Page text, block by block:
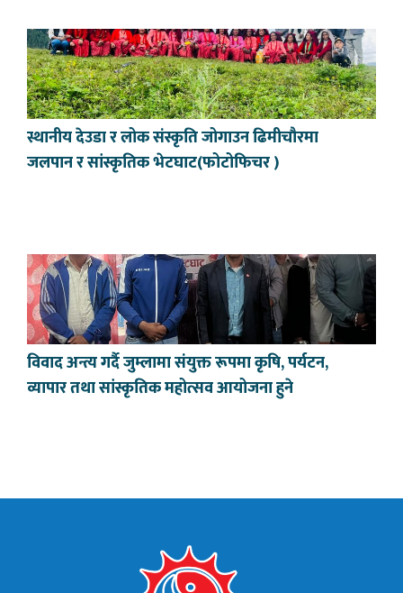
स्थानीय देउडा र लोक संस्कृति जोगाउन ढिमीचौरमा
जलपान र सांस्कृतिक भेटघाट(फोटोफिचर )
विवाद अन्त्य गर्दै जुम्लामा संयुक्त रूपमा कृषि, पर्यटन,
व्यापार तथा सांस्कृतिक महोत्सव आयोजना हुने